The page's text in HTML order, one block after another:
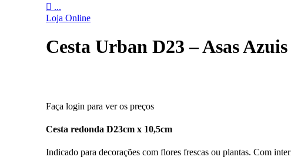
 ...
Loja Online
Cesta Urban D23 – Asas Azuis
Faça login para ver os preços
Cesta redonda D23cm x 10,5cm
Indicado para decorações com flores frescas ou plantas. Com